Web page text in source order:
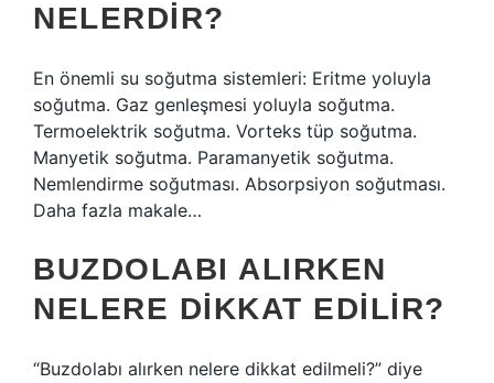
NELERDIR?
En önemli su soğutma sistemleri: Eritme yoluyla
soğutma. Gaz genleşmesi yoluyla soğutma.
Termoelektrik soğutma. Vorteks tüp soğutma.
Manyetik soğutma. Paramanyetik soğutma.
Nemlendirme soğutması. Absorpsiyon soğutması.
Daha fazla makale…
BUZDOLABI ALIRKEN
NELERE DIKKAT EDILIR?
“Buzdolabı alırken nelere dikkat edilmeli?” diye